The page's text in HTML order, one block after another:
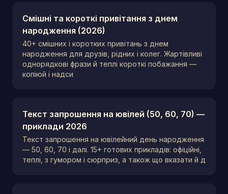
Смішні та короткі привітання з днем
народження (2026)
40+ смішних і коротких привітань з днем
народження для друзів, рідних і колег. Жартівливі
однорядкові фрази й теплі короткі побажання —
копіюй і надси
Текст запрошення на ювілей (50, 60, 70) —
приклади 2026
Текст запрошення на ювілейний день народження
— 50, 60, 70 і далі. 15+ готових прикладів: офіційні,
теплі, з гумором і сюрприз, а також що вказати й д